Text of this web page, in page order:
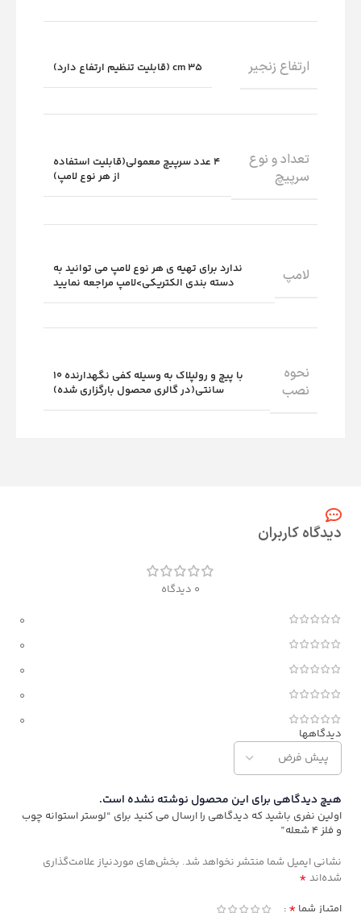
ارتفاع زنجیر 35 cm (قابلیت تنظیم ارتفاع دارد)
تعداد و نوع
سرپیچ
4 عدد سرپیچ معمولی(قابلیت استفاده
از هر نوع لامپ)
لامپ
ندارد برای تهیه ی هر نوع لامپ می توانید به
دسته بندی الکتریکی>لامپ مراجعه نمایید
نحوه
نصب
با پیچ و رولپلاک به وسیله کفی نگهدارنده 10
سانتی(در گالری محصول بارگزاری شده)
دیدگاه کاربران
0 دیدگاه
0
0
0
0
0
دیدگاهها
هیچ دیدگاهی برای این محصول نوشته نشده است.
اولین نفری باشید که دیدگاهی را ارسال می کنید برای “لوستر استوانه چوب
و فلز 4 شعله”
نشانی ایمیل شما منتشر نخواهد شد. بخش‌های موردنیاز علامت‌گذاری
شده‌اند *
امتیاز شما *